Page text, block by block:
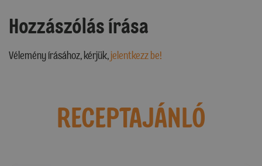
Hozzászólás írása
Vélemény írásához, kérjük,jelentkezz be!
RECEPTAJÁNLÓ